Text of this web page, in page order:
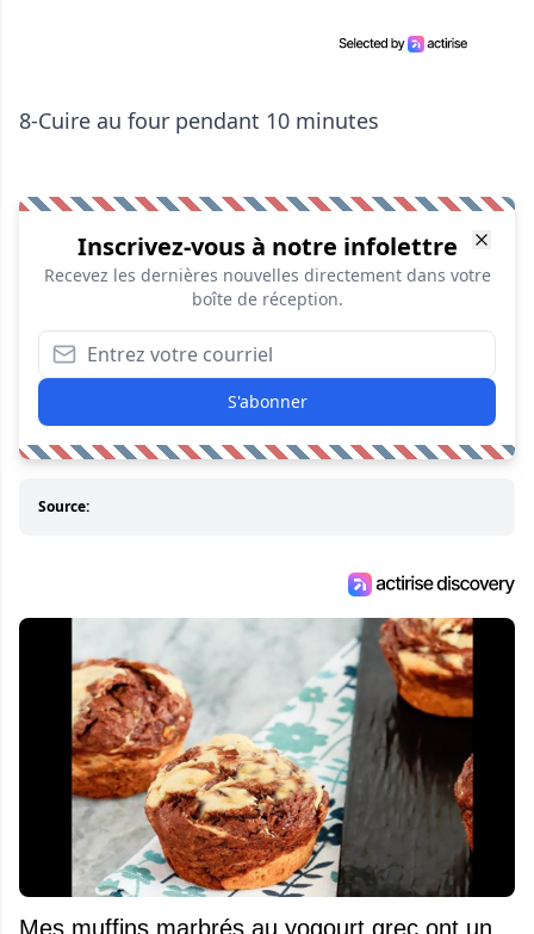
8-Cuire au four pendant 10 minutes
Inscrivez-vous à notre infolettre
Recevez les dernières nouvelles directement dans votre
boîte de réception.
S'abonner
Source:
Mes muffins marbrés au yogourt grec ont un